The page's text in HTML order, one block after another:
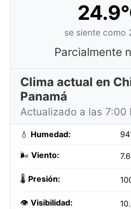
se siente como
Parcialmente
Clima actual en
Panamá
Actualizado a las 7:00
💧 Humedad:
🌬️ Viento:
🌡️ Presión:
👁️ Visibilidad: